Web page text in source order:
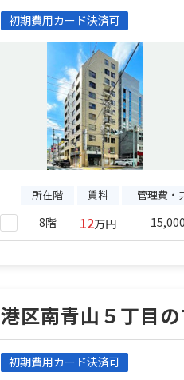
初期費用カード決済可
所在階 賃料 管理費・
8階 12万円
港区南青山５丁目
初期費用カード決済可